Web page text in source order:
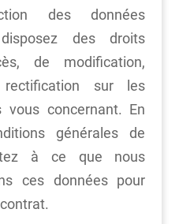
des données
des droits
de modification,
sur les
vous concernant. En
générales de
à ce que nous
ces données pour